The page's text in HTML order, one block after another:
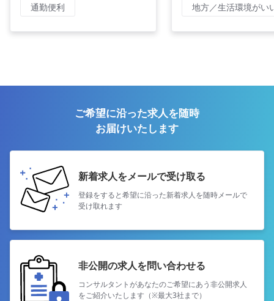
通勤便利 地方／生活環境がい
ご希望に沿った求人を随時
お届けいたします
新着求人をメールで受け取る
登録をすると希望に沿った新着求人を随時メールで
受け取れます
非公開の求人を問い合わせる
コンサルタントがあなたのご希望にあう非公開求人
をご紹介いたします（※最大3社まで）